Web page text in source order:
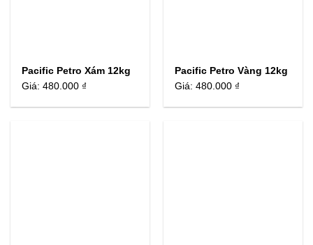
Pacific Petro Xám 12kg
Giá:480.000 ₫
Pacific Petro Vàng 12kg
Giá:480.000 ₫